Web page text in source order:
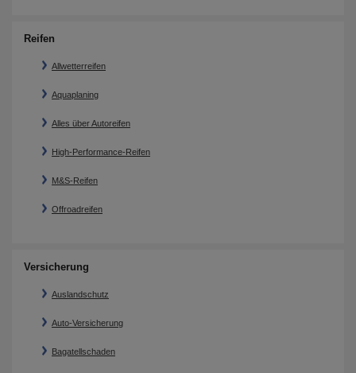
Reifen
Allwetterreifen
Aquaplaning
Alles über Autoreifen
High-Performance-Reifen
M&S-Reifen
Offroadreifen
Versicherung
Auslandschutz
Auto-Versicherung
Bagatellschaden